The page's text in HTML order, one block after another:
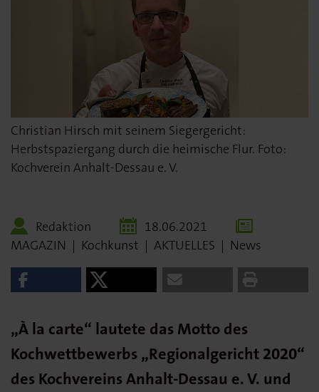
Christian Hirsch mit seinem Siegergericht:
Herbstspaziergang durch die heimische Flur. Foto:
Kochverein Anhalt-Dessau e. V.
Redaktion
18.06.2021
MAGAZIN | Kochkunst | AKTUELLES | News
„À la carte“ lautete das Motto des
Kochwettbewerbs „Regionalgericht 2020“
des Kochvereins Anhalt-Dessau e. V. und